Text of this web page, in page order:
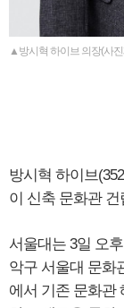
▲방시혁 하이브 의장(사
방시혁 하이브
이 신축 문화관
서울대는 3일 오
악구 서울대 문화
에서 기존 문화관